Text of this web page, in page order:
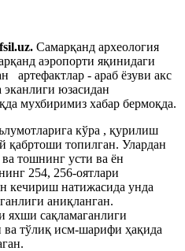
Самарқанд археология
аэропорти яқинидаги
артефактлар - араб ёзуви акс
юзасидан
мухбиримиз хабар бермоқда.
кўра , қурилиш
қабртоши топилган. Улардан
тошнинг усти ва ён
254, 256-оятлари
кечириш натижасида унда
аниқланган.
яхши сақламаганлиги
ва тўлиқ исм-шарифи ҳақида